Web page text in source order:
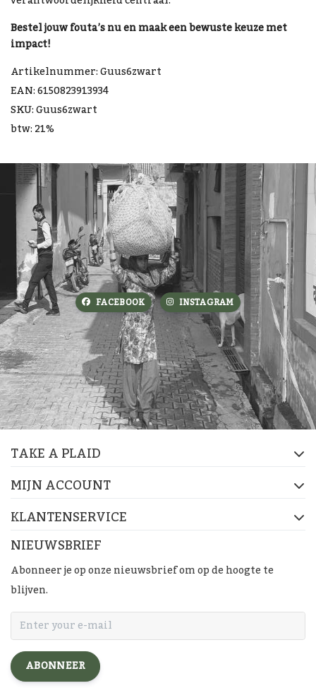
Bestel jouw fouta’s nu en maak een bewuste keuze met
impact!
Artikelnummer: Guus6zwart
EAN: 6150823913934
SKU: Guus6zwart
btw: 21%
FACEBOOK INSTAGRAM
TAKE A PLAID
MIJN ACCOUNT
KLANTENSERVICE
NIEUWSBRIEF
Abonneer je op onze nieuwsbrief om op de hoogte te
blijven.
ABONNEER